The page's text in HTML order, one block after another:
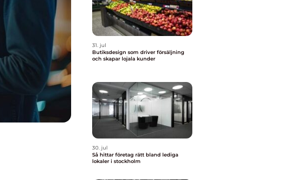
31. jul
Butiksdesign som driver försäljning
och skapar lojala kunder
30. jul
Så hittar företag rätt bland lediga
lokaler i stockholm